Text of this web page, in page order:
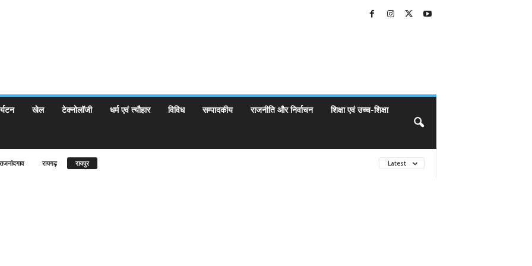
खेल टेक्नोलॉजी धर्म एवं त्यौहार विविध सम्पादकीय राजनीति और निर्वाचन शिक्षा एवं उच्च-शिक्षा
रायगढ़ रायपुर Latest